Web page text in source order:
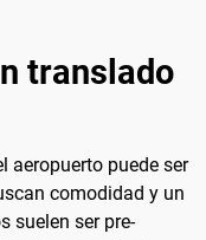
translado
aeropuerto puede ser
comodidad y un
suelen ser pre-